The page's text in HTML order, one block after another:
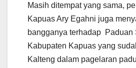
Masih ditempat yang sama,
Kapuas Ary Egahni juga
bangganya terhadap Paduan
Kabupaten Kapuas yang
Kalteng dalam pagelaran